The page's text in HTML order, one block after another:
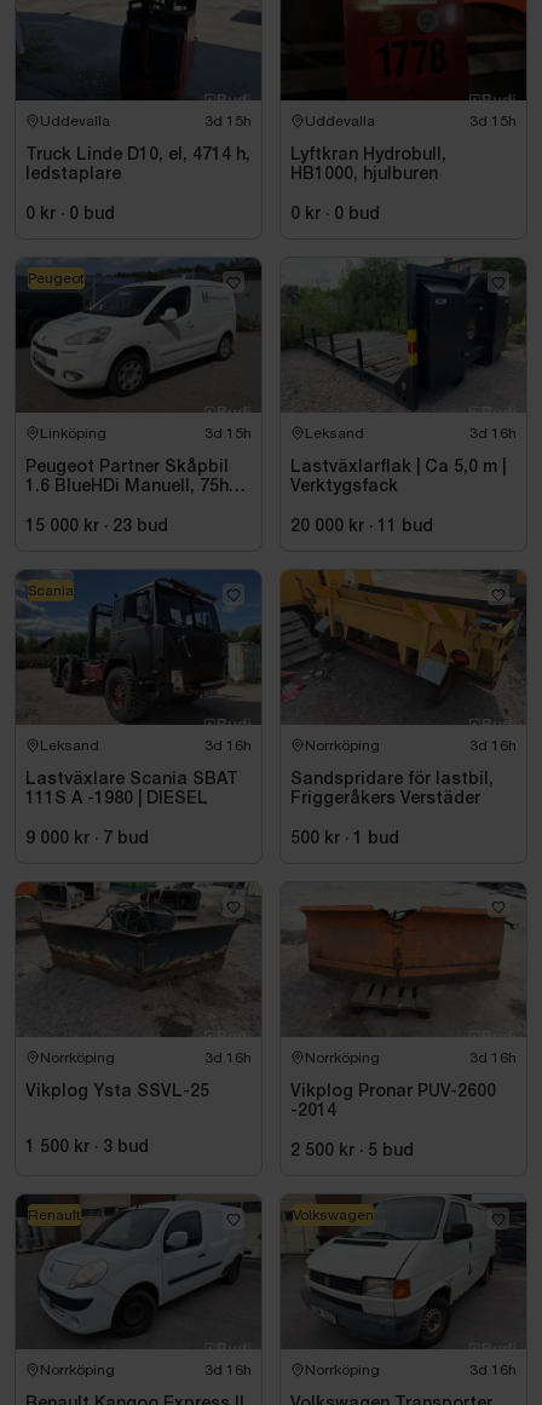
Uddevalla 3d 15h
Truck Linde D10, el, 4714 h,
ledstaplare
0 kr · 0 bud
Uddevalla 3d 15h
Lyftkran Hydrobull,
HB1000, hjulburen
0 kr · 0 bud
Linköping 3d 15h
Peugeot Partner Skåpbil
1.6 BlueHDi Manuell, 75hk,
15 000 kr · 23 bud
Peugeot
Leksand 3d 16h
Lastväxlarflak | Ca 5,0 m |
Verktygsfack
20 000 kr · 11 bud
Leksand 3d 16h
Lastväxlare Scania SBAT
111S A -1980 | DIESEL
9 000 kr · 7 bud
Scania
Norrköping 3d 16h
Sandspridare för lastbil,
Friggeråkers Verstäder
500 kr · 1 bud
Norrköping 3d 16h
Vikplog Ysta SSVL-25
1 500 kr · 3 bud
Norrköping 3d 16h
Vikplog Pronar PUV-2600
-2014
2 500 kr · 5 bud
Norrköping 3d 16h
Renault
Norrköping 3d 16h
Volkswagen